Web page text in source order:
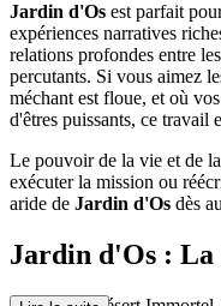
Jardin d'Os est parfait
expériences narratives
relations profondes entre
percutants. Si vous aimez
méchant est floue, et où
d'êtres puissants, ce travail
Le pouvoir de la vie et de
exécuter la mission ou
aride de Jardin d'Os dès
Jardin d'Os : La